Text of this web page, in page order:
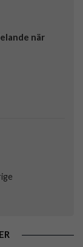
när